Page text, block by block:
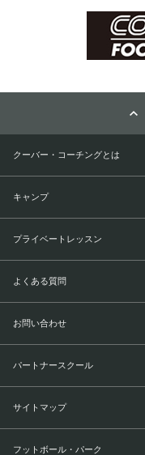
クーバー・コーチングとは
キャンプ
プライベートレッスン
よくある質問
お問い合わせ
パートナースクール
サイトマップ
フットボール・パーク